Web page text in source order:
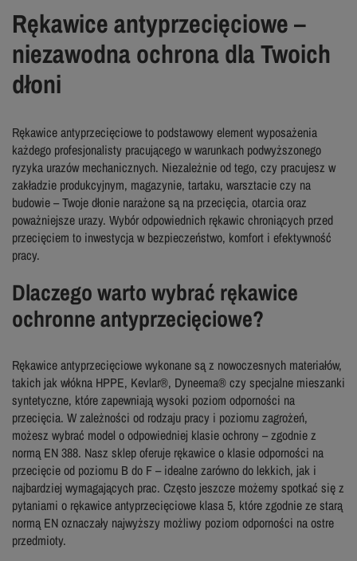
Rękawice antyprzecięciowe –
niezawodna ochrona dla Twoich
dłoni
Rękawice antyprzecięciowe to podstawowy element wyposażenia
każdego profesjonalisty pracującego w warunkach podwyższonego
ryzyka urazów mechanicznych. Niezależnie od tego, czy pracujesz w
zakładzie produkcyjnym, magazynie, tartaku, warsztacie czy na
budowie – Twoje dłonie narażone są na przecięcia, otarcia oraz
poważniejsze urazy. Wybór odpowiednich rękawic chroniących przed
przecięciem to inwestycja w bezpieczeństwo, komfort i efektywność
pracy.
Dlaczego warto wybrać rękawice
ochronne antyprzecięciowe?
Rękawice antyprzecięciowe wykonane są z nowoczesnych materiałów,
takich jak włókna HPPE, Kevlar®, Dyneema® czy specjalne mieszanki
syntetyczne, które zapewniają wysoki poziom odporności na
przecięcia. W zależności od rodzaju pracy i poziomu zagrożeń,
możesz wybrać model o odpowiedniej klasie ochrony – zgodnie z
normą EN 388. Nasz sklep oferuje rękawice o klasie odporności na
przecięcie od poziomu B do F – idealne zarówno do lekkich, jak i
najbardziej wymagających prac. Często jeszcze możemy spotkać się z
pytaniami o rękawice antyprzecięciowe klasa 5, które zgodnie ze starą
normą EN oznaczały najwyższy możliwy poziom odporności na ostre
przedmioty.